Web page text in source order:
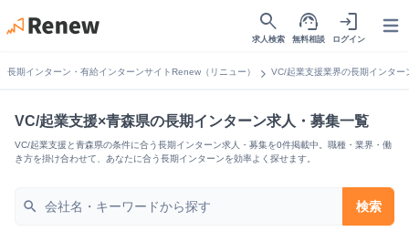
search
求人検索
support_agent
無料相談
login
ログイン
長期インターン・有給インターンサイトRenew（リニュー） chevron_right VC/起業支援業界の長期インター
VC/起業支援×青森県の長期インターン求人・募集一覧
VC/起業支援と青森県の条件に合う長期インターン求人・募集を0件掲載中。職種・業界・働
き方を掛け合わせて、あなたに合う長期インターンを効率よく探せます。
search 検索